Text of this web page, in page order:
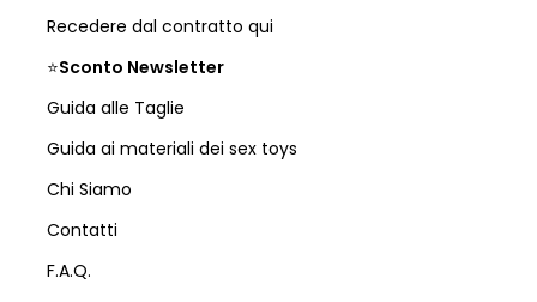
Recedere dal contratto qui
⭐Sconto Newsletter
Guida alle Taglie
Guida ai materiali dei sex toys
Chi Siamo
Contatti
F.A.Q.